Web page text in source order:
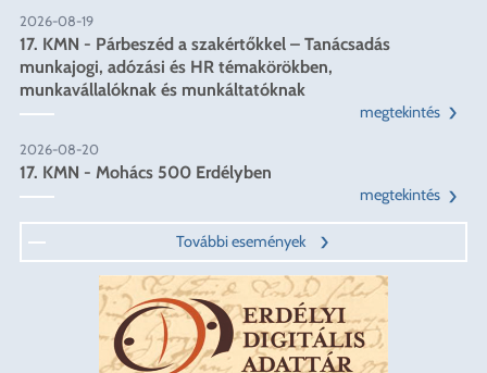
2026-08-19
17. KMN - Párbeszéd a szakértőkkel – Tanácsadás
munkajogi, adózási és HR témakörökben,
munkavállalóknak és munkáltatóknak
megtekintés
2026-08-20
17. KMN - Mohács 500 Erdélyben
megtekintés
További események